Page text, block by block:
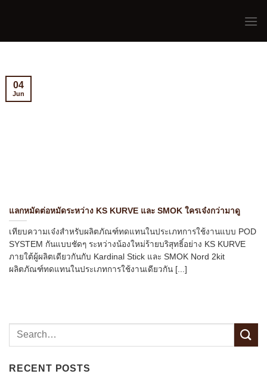
แลกหมัดต่อหมัดระหว่าง KS KURVE และ SMOK ใครเจ๋งกว่ามาดู
เทียบความเจ๋งสำหรับผลิตภัณฑ์ทดแทนในประเภทการใช้งานแบบ POD
SYSTEM กันแบบชัดๆ ระหว่างน้องใหม่ร้ายบริสุทธิ์อย่าง KS KURVE
ภายใต้ผู้ผลิตเดียวกันกับ Kardinal Stick และ SMOK Nord 2kit
ผลิตภัณฑ์ทดแทนในประเภทการใช้งานเดียวกัน [...]
04
Jun
RECENT POSTS